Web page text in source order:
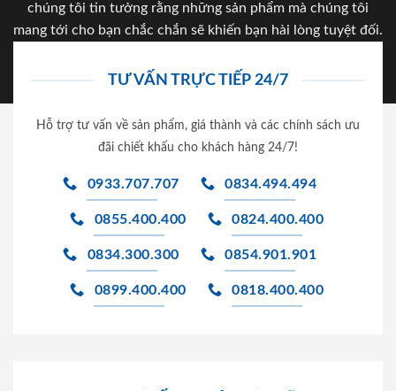
chúng tôi tin tưởng rằng những sản phẩm mà chúng tôi
mang tới cho bạn chắc chắn sẽ khiến bạn hài lòng tuyệt đối.
TƯ VẤN TRỰC TIẾP 24/7
Hỗ trợ tư vấn về sản phẩm, giá thành và các chính sách ưu
đãi chiết khấu cho khách hàng 24/7!
0933.707.707 0834.494.494
0855.400.400 0824.400.400
0834.300.300 0854.901.901
0899.400.400 0818.400.400